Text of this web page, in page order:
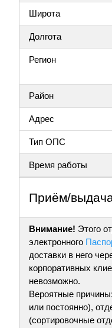
Широта
Долгота
Регион
Район
Адрес
Тип ОПС
Время работы
Приём/
Внимание! Этого
электронного
доставки в него
корпоративных
невозможно.
Вероятные
или постоянно),
(сортировочные